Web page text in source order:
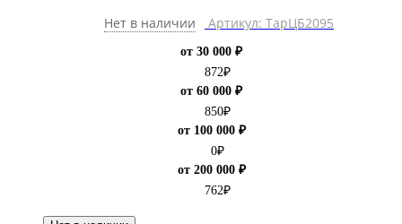
Нет в наличии Артикул: ТарЦБ2095
от 30 000 ₽
872₽
от 60 000 ₽
850₽
от 100 000 ₽
0₽
от 200 000 ₽
762₽